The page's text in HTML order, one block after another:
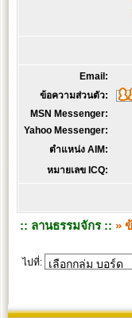
Email:
ข้อความส่วนตัว:
MSN Messenger:
Yahoo Messenger:
ตำแหน่ง AIM:
หมายเลข ICQ:
:: ลานธรรมจักร :: »
ไปที่: